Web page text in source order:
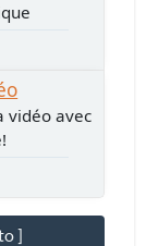
vidéo avec
]